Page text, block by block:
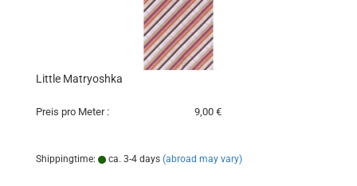
Little Matryoshka
Preis pro Meter : 9,00 €
Shippingtime: ca. 3-4 days (abroad may vary)